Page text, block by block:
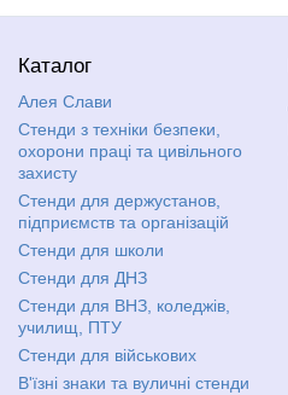
Каталог
Алея Слави
Стенди з техніки безпеки,
охорони праці та цивільного
захисту
Стенди для держустанов,
підприємств та організацій
Стенди для школи
Стенди для ДНЗ
Стенди для ВНЗ, коледжів,
училищ, ПТУ
Стенди для військових
В'їзні знаки та вуличні стенди